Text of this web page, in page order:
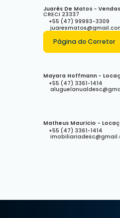
Juarês De Matos - Vendas
CRECI 23337
+55 (47) 99993-3309
Página do Corretor
Mayara Hoffmann -
+55 (47) 3361-1414
Matheus Mauricio -
+55 (47) 3361-1414